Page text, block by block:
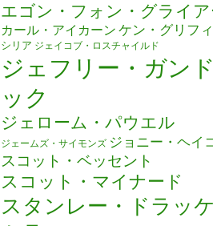
エゴン・フォン・グライア
カール・アイカーン ケン・グリフ
シリア ジェイコブ・ロスチャイルド
ジェフリー・ガン
ック
ジェローム・パウエル
ジェームズ・サイモンズ ジョニー・ヘイ
スコット・ベッセント
スコット・マイナード
スタンレー・ドラッ